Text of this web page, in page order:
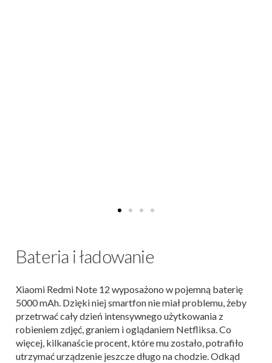
Bateria i ładowanie
Xiaomi Redmi Note 12 wyposażono w pojemną baterię
5000 mAh. Dzięki niej smartfon nie miał problemu, żeby
przetrwać cały dzień intensywnego użytkowania z
robieniem zdjęć, graniem i oglądaniem Netfliksa. Co
więcej, kilkanaście procent, które mu zostało, potrafiło
utrzymać urządzenie jeszcze długo na chodzie. Odkąd